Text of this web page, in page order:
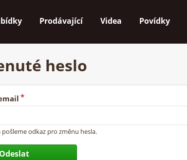
Prodávající Videa Povídky
heslo
pošleme odkaz pro změnu hesla.
Odeslat